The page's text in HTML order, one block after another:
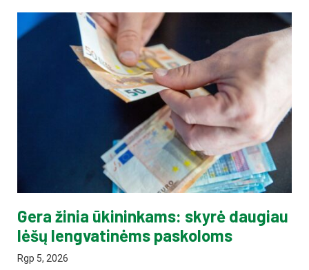
Gera žinia ūkininkams: skyrė daugiau
lėšų lengvatinėms paskoloms
Rgp 5, 2026